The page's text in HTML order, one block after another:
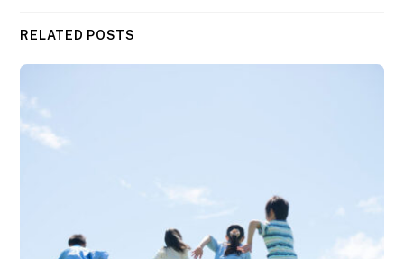
RELATED POSTS